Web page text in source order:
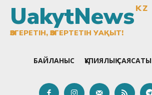
UakytNewsKZ
ӨЗГЕРЕТІН, ӨЗГЕРТЕТІН УАҚЫТ!
БАЙЛАНЫС ҚҰПИЯЛЫҚ САЯСАТЫ